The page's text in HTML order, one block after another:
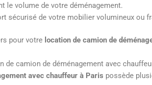
le volume de votre déménagement.
sécurisé de votre mobilier volumineux ou
pour votre location de camion de
de camion de déménagement avec
avec chauffeur à Paris possède